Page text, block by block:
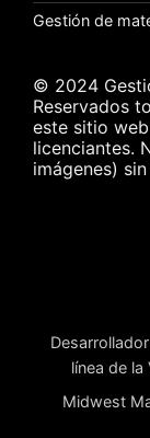
Gestión de
© 2024
Reservados
este sitio
licenciantes.
imágenes)
línea de la
Midwest